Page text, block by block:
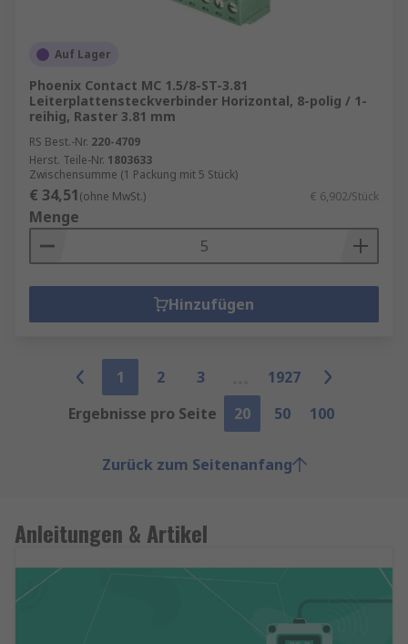
Auf Lager
Phoenix Contact MC 1.5/8-ST-3.81
Leiterplattensteckverbinder Horizontal, 8-polig / 1-
reihig, Raster 3.81 mm
RS Best.-Nr. 220-4709
Herst. Teile-Nr. 1803633
Zwischensumme (1 Packung mit 5 Stück)
€ 34,51(ohne MwSt.) € 6,902/Stück
Menge
Hinzufügen
1 2 3
1927
Ergebnisse pro Seite
20 50 100
Zurück zum Seitenanfang
Anleitungen & Artikel